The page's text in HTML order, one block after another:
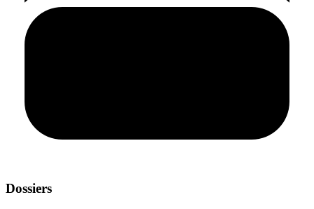
Dossiers